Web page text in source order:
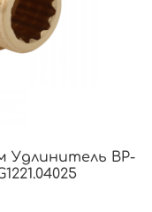
Удлинитель ВР-